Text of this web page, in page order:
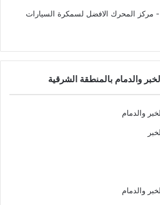
- مركز المحرك الافضل لسمكرة السيارات
والدمام بالمنطقة الشرقية
والدمام
والدمام